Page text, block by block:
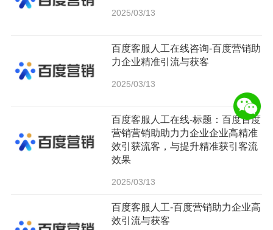
2025/03/13
百度客服人工在线咨询-百度营销助
力企业精准引流与获客
2025/03/13
百度客服人工在线-标题：百度百度
营销营销助助力力企业企业高精准
效引获流客，与提升精准获引客流
效果
2025/03/13
百度客服人工-百度营销助力企业高
效引流与获客